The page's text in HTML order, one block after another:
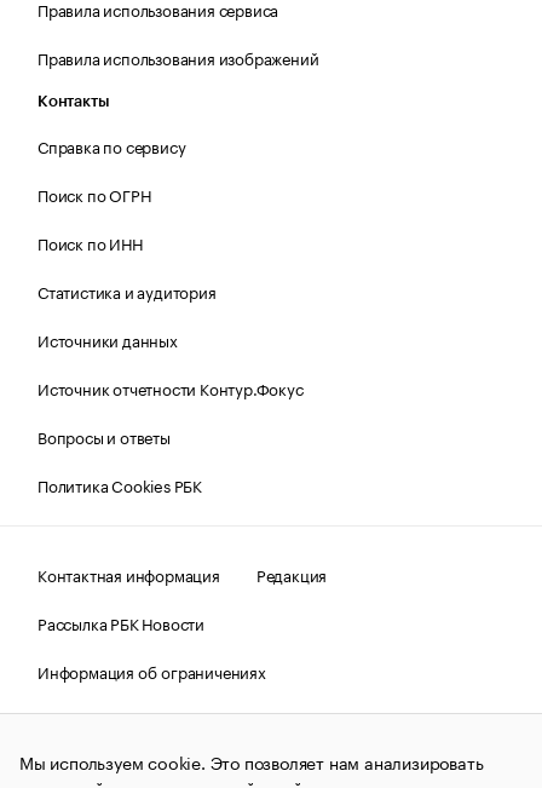
Правила использования сервиса
Правила использования изображений
Контакты
Справка по сервису
Поиск по ОГРН
Поиск по ИНН
Статистика и аудитория
Источники данных
Источник отчетности Контур.Фокус
Вопросы и ответы
Политика Cookies РБК
Контактная информация
Редакция
Рассылка РБК Новости
Информация об ограничениях
Правовая информация
О соблюдении авторских прав
© АО «РОСБИЗНЕСКОНСАЛТИНГ»,1995–2026.Сообщения
Мы используем cookie. Это позволяет нам анализировать